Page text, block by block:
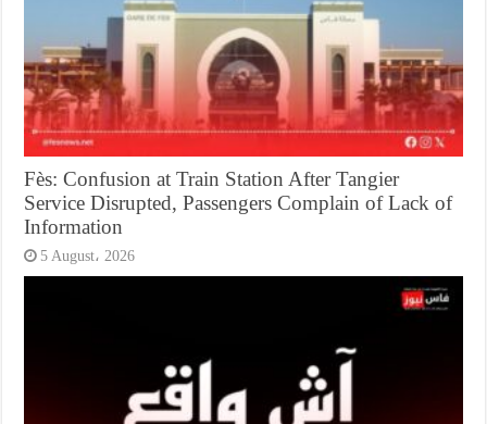
Fès: Confusion at Train Station After Tangier
Service Disrupted, Passengers Complain of Lack of
Information
5 August، 2026